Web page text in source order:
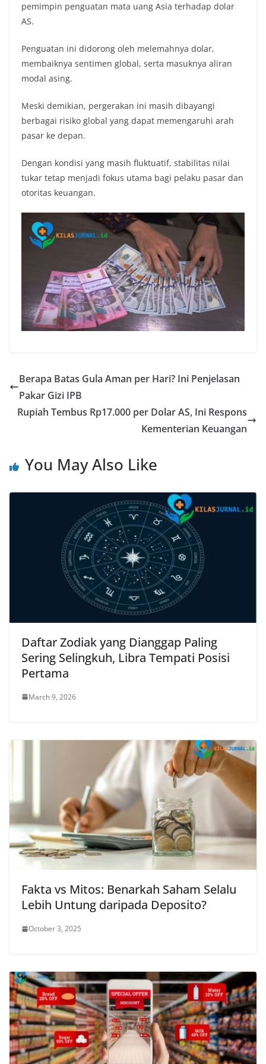
pemimpin penguatan mata uang Asia terhadap dolar
AS.
Penguatan ini didorong oleh melemahnya dolar,
membaiknya sentimen global, serta masuknya aliran
modal asing.
Meski demikian, pergerakan ini masih dibayangi
berbagai risiko global yang dapat memengaruhi arah
pasar ke depan.
Dengan kondisi yang masih fluktuatif, stabilitas nilai
tukar tetap menjadi fokus utama bagi pelaku pasar dan
otoritas keuangan.
Berapa Batas Gula Aman per Hari? Ini Penjelasan
Pakar Gizi IPB
Rupiah Tembus Rp17.000 per Dolar AS, Ini Respons
Kementerian Keuangan
You May Also Like
Daftar Zodiak yang Dianggap Paling
Sering Selingkuh, Libra Tempati Posisi
Pertama
March 9, 2026
Fakta vs Mitos: Benarkah Saham Selalu
Lebih Untung daripada Deposito?
October 3, 2025